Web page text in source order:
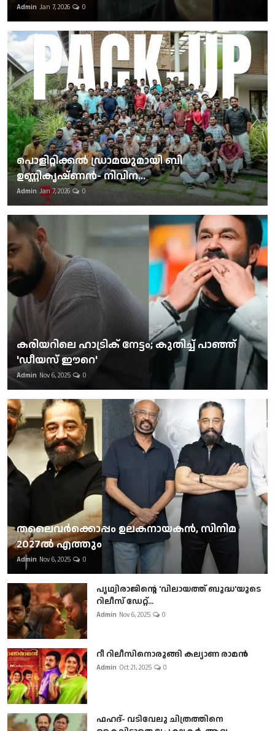
Admin Jan 7, 2026 0
പൊളിറ്റിക്കല്‍ ഡ്രാമയുമായി ബി
ഉണ്ണികൃഷ്ണന്‍- നിവിന...
Admin Jan 7, 2026 0
കരിയറിലെ ഹാട്രിക് നേട്ടം; കുതിച്ച് പാഞ്ഞ്
'ഡീയസ് ഈറെ'
Admin Nov 6, 2025 0
തലൈവര്‍ക്കൊപ്പം ഉലകനായകന്‍, സിനിമ
2027ല്‍ എത്തും
Admin Nov 6, 2025 0
പൃഥ്വിരാജിന്റെ 'വിലായത്ത് ബുദ്ധ'യുടെ
റിലീസ് ഡേറ്റ്...
Admin Nov 6, 2025 0
റീ റിലീസിനൊരുങ്ങി കല്യാണ രാമൻ
Admin Oct 21, 2025 0
ഫഹദ്- വടിവേലു ചിത്രത്തിനെ